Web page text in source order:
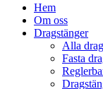
Hem
Om oss
Dragstänger
Alla
Fasta